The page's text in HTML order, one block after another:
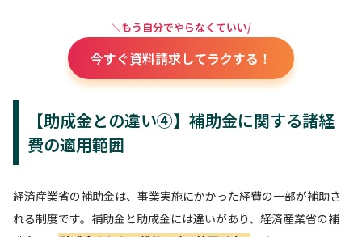
＼もう自分でやらなくていい/
今すぐ資料請求してラクする！
【助成金との違い④】補助金に関する諸経
費の適用範囲
経済産業省の補助金は、事業実施にかかった経費の一部が補助さ
れる制度です。補助金と助成金には違いがあり、経済産業省の補